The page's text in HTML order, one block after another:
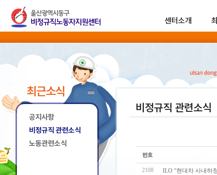
센터소개
최근소식
공지사항
비정규직 관련소식
노동관련소식
비정규직 관련소식
2108 ILO “현대차 사내하